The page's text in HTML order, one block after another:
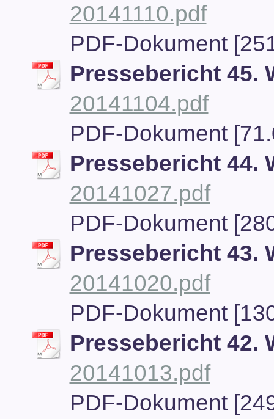
20141110.pdf
PDF-Dokument
Pressebericht 45.
20141104.pdf
PDF-Dokument
Pressebericht 44.
20141027.pdf
PDF-Dokument
Pressebericht 43.
20141020.pdf
PDF-Dokument
Pressebericht 42.
20141013.pdf
PDF-Dokument